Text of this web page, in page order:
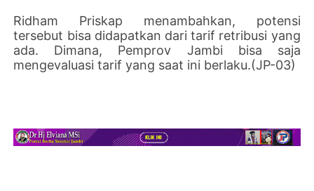
Ridham Priskap menambahkan, potensi
tersebut bisa didapatkan dari tarif retribusi yang
ada. Dimana, Pemprov Jambi bisa saja
mengevaluasi tarif yang saat ini berlaku.(JP-03)